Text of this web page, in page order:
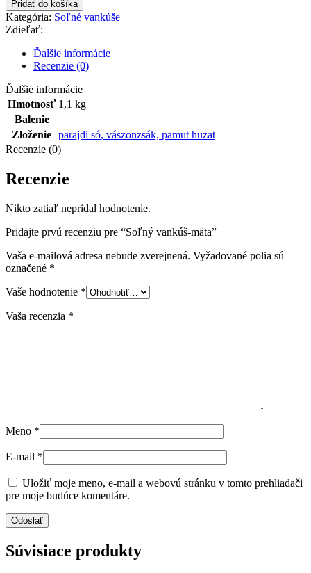
vankúš-
mäta
Pridať do košíka
Kategória: Soľné vankúše
Zdieľať:
Ďalšie informácie
Recenzie (0)
Ďalšie informácie
Hmotnosť 1,1 kg
Balenie
Zloženie parajdi só, vászonzsák, pamut huzat
Recenzie (0)
Recenzie
Nikto zatiaľ nepridal hodnotenie.
Pridajte prvú recenziu pre “Soľný vankúš-mäta”
Vaša e-mailová adresa nebude zverejnená. Vyžadované polia sú
označené *
Vaše hodnotenie *
Vaša recenzia *
Meno *
E-mail *
Uložiť moje meno, e-mail a webovú stránku v tomto prehliadači
pre moje budúce komentáre.
Súvisiace produkty